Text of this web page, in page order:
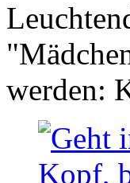
werden: